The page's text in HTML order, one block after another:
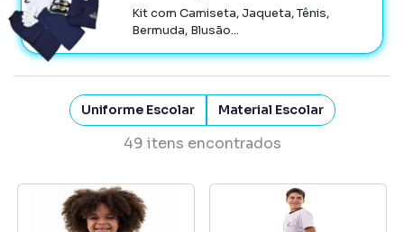
Kit com Camiseta, Jaqueta, Tênis,
Bermuda, Blusão...
Uniforme Escolar Material Escolar
49 itens encontrados